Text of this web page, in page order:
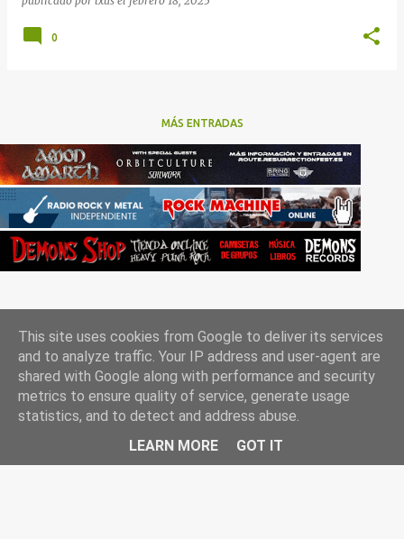
0
MÁS ENTRADAS
Con la tecnología de Blogger
Rockgle.es 2010-2025
This site uses cookies from Google to deliver its services
and to analyze traffic. Your IP address and user-agent are
shared with Google along with performance and security
metrics to ensure quality of service, generate usage
statistics, and to detect and address abuse.
LEARN MORE
GOT IT